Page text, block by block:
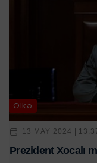
Ölkə
13 MAY 2024 |
Prezident Xocalı